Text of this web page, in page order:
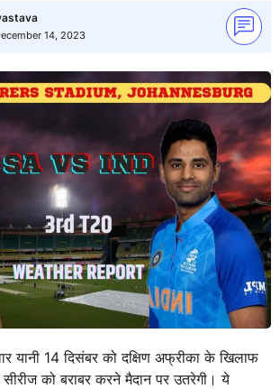
14, 2023
यानी 14 दिसंबर को दक्षिण अफ्रीका के खिलाफ
को बराबर करने मैदान पर उतरेगी। ये